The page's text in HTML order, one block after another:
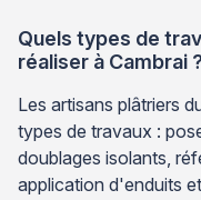
Quels types de
réaliser à Cambrai
Les artisans plâtriers
types de travaux :
doublages isolants,
application d'enduits